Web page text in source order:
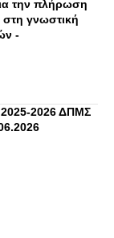
την πλήρωση
στη γνωστική
-
2026 ΔΠΜΣ